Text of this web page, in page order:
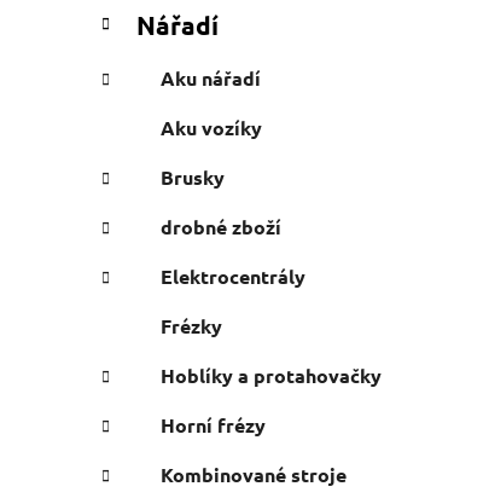
Nářadí
Aku nářadí
Aku vozíky
Brusky
drobné zboží
Elektrocentrály
Frézky
Hoblíky a protahovačky
Horní frézy
Kombinované stroje